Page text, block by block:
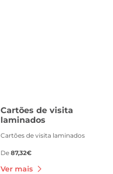
Cartões de visita
laminados
Cartões de visita laminados
De 87,32€
Ver mais